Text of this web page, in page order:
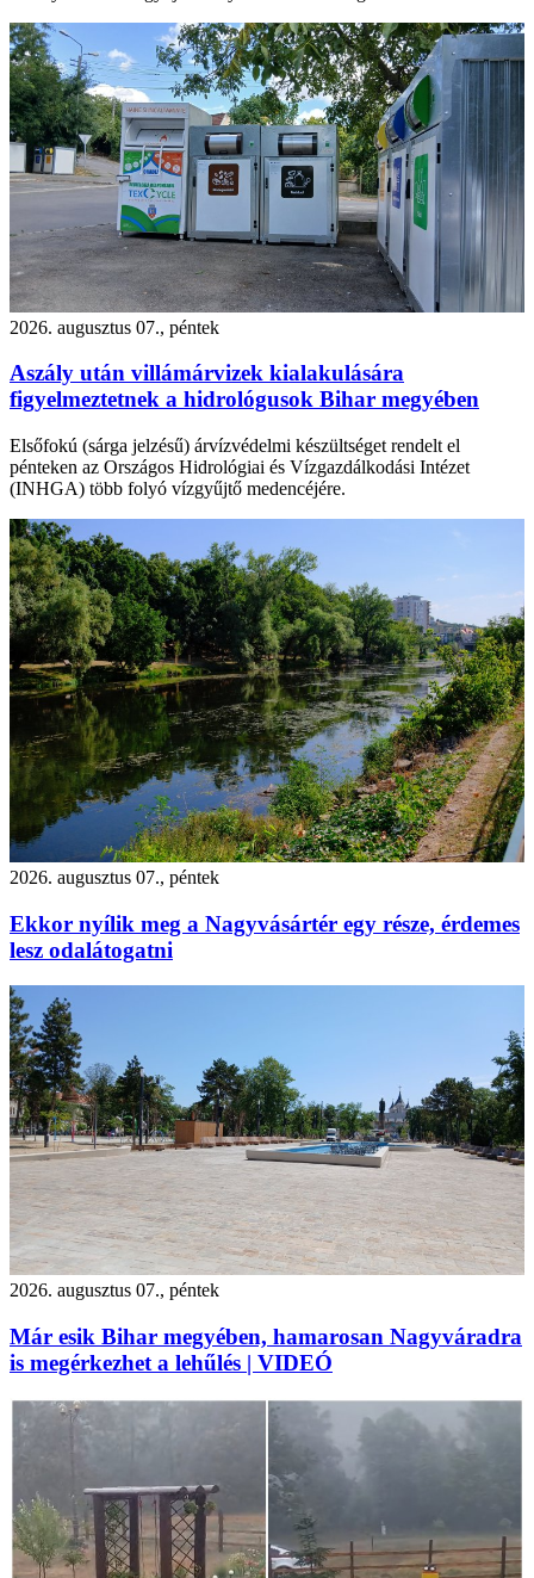
2026. augusztus 07., péntek
Aszály után villámárvizek kialakulására
figyelmeztetnek a hidrológusok Bihar megyében
Elsőfokú (sárga jelzésű) árvízvédelmi készültséget rendelt el
pénteken az Országos Hidrológiai és Vízgazdálkodási Intézet
(INHGA) több folyó vízgyűjtő medencéjére.
2026. augusztus 07., péntek
Ekkor nyílik meg a Nagyvásártér egy része, érdemes
lesz odalátogatni
2026. augusztus 07., péntek
Már esik Bihar megyében, hamarosan Nagyváradra
is megérkezhet a lehűlés | VIDEÓ